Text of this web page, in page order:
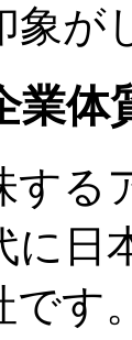
象が
業体
する
に日
す。